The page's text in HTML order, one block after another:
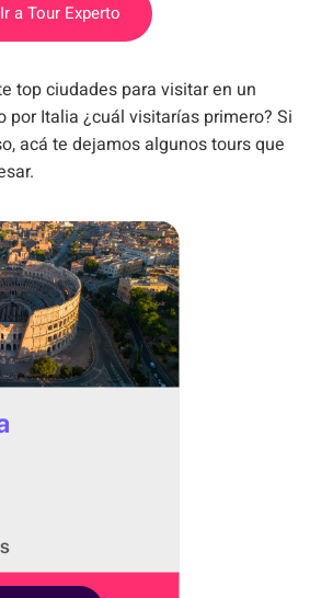
Ir a Tour Experto
top ciudades para visitar en un
por Italia ¿cuál visitarías primero? Si
acá te dejamos algunos tours que